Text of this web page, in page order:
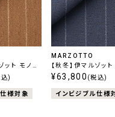
ット モノス
ストライプ
)
様対象
MARZOTTO
【秋冬】伊マルゾッ
トレッチ ネイビース
¥63,800 (税込)
インビジブル仕様